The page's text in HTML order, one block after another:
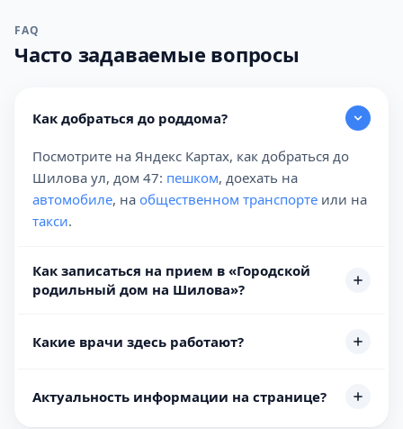
FAQ
Часто задаваемые вопросы
Как добраться до роддома?
Посмотрите на Яндекс Картах, как добраться до
Шилова ул, дом 47: пешком, доехать на
автомобиле, на общественном транспорте или на
такси.
Как записаться на прием в «Городской
родильный дом на Шилова»?
Какие врачи здесь работают?
Актуальность информации на странице?